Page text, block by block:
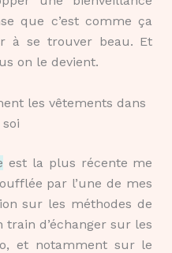
que c’est comme ça
à se trouver beau. Et
on le devient.
les vêtements dans
est la plus récente me
par l’une de mes
sur les méthodes de
d’échanger sur les
et notamment sur le